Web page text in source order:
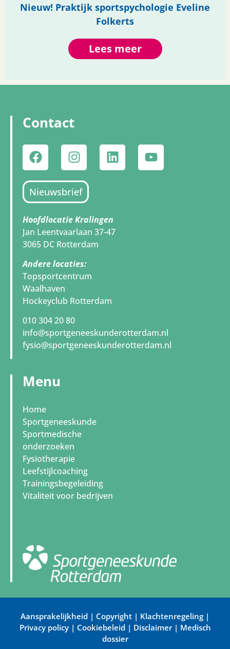
Nieuw! Praktijk sportspychologie Eveline
Folkerts
Lees meer
Contact
Nieuwsbrief
Hoofdlocatie Kralingen
Jan Leentvaarlaan 37-47
3065 DC Rotterdam
Andere locaties:
Topsportcentrum
Waalhaven
Hockeyclub Rotterdam
010 304 20 80
info@sportgeneeskunderotterdam.nl
fysio@sportgeneeskunderotterdam.nl
Menu
Home
Sportgeneeskunde
Sportmedische
onderzoeken
Fysiotherapie
Leefstijlcoaching
Trainingsbegeleiding
Vitaliteit voor bedrijven
Aansprakelijkheid | Copyright | Klachtenregeling |
Privacy policy| Cookiebeleid| Disclaimer| Medisch
dossier